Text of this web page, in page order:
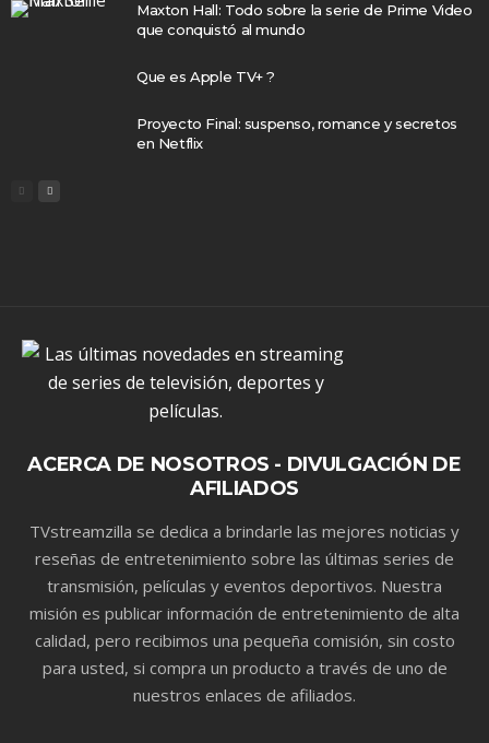
Maxton Hall: Todo sobre la serie de Prime Video
que conquistó al mundo
Que es Apple TV+ ?
Proyecto Final: suspenso, romance y secretos
en Netflix
ACERCA DE NOSOTROS - DIVULGACIÓN DE
AFILIADOS
TVstreamzilla se dedica a brindarle las mejores noticias y
reseñas de entretenimiento sobre las últimas series de
transmisión, películas y eventos deportivos. Nuestra
misión es publicar información de entretenimiento de alta
calidad, pero recibimos una pequeña comisión, sin costo
para usted, si compra un producto a través de uno de
nuestros enlaces de afiliados.